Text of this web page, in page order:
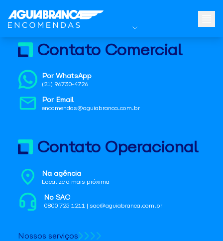
Contato Comercial
Por WhatsApp
(21) 96730-4726
Por Email
encomendas@aguiabranca.com.br
Contato Operacional
Na agência
Localize a mais próxima
No SAC
0800 725 1211 | sac@aguiabranca.com.br
Nossos serviços